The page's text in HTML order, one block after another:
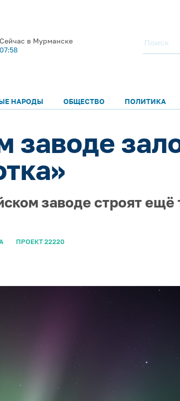
Сейчас в Мурманске
07:58
НАРОДЫ ОБЩЕСТВО ПОЛИТИКА
заводе
заводе строят ещё
ПРОЕКТ 22220